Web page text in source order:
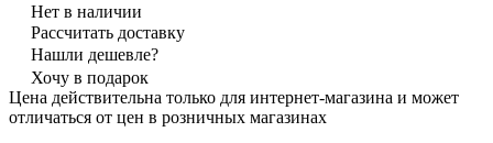
Нет в наличии
Рассчитать доставку
Нашли дешевле?
Хочу в подарок
Цена действительна только для интернет-магазина и может
отличаться от цен в розничных магазинах